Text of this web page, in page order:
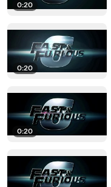
0:20
0:20
0:20